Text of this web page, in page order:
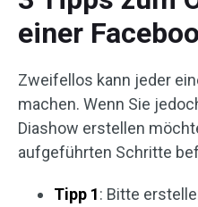
einer
Zweifellos kann jeder
machen. Wenn Sie
Diashow erstellen
aufgeführten Schritte
Tipp 1: Bitte